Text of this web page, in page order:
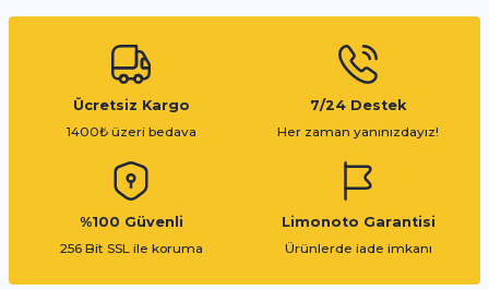
Ücretsiz Kargo
1400₺ üzeri bedava
7/24 Destek
Her zaman yanınızdayız!
%100 Güvenli
256 Bit SSL ile koruma
Limonoto Garantisi
Ürünlerde iade imkanı